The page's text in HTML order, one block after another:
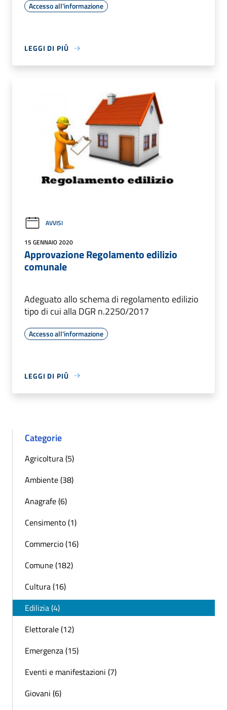
Accesso all'informazione
LEGGI DI PIÙ
AVVISI
15 GENNAIO 2020
Approvazione Regolamento edilizio
comunale
Adeguato allo schema di regolamento edilizio
tipo di cui alla DGR n.2250/2017
Accesso all'informazione
LEGGI DI PIÙ
Categorie
Agricoltura (5)
Ambiente (38)
Anagrafe (6)
Censimento (1)
Commercio (16)
Comune (182)
Cultura (16)
Edilizia (4)
Elettorale (12)
Emergenza (15)
Eventi e manifestazioni (7)
Giovani (6)